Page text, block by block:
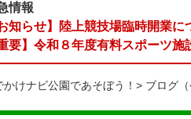
情報
お知らせ】陸上競技場臨時開業に
重要】令和８年度有料スポーツ
かけナビ公園であそぼう！ ブログ